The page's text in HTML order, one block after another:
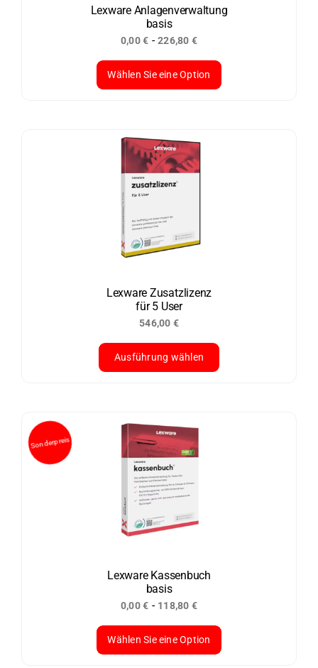
der
Produktseite
gewählt
werden
Lexware Anlagenverwaltung
basis
0,00€ -226,80 €
Wählen Sie eine Option
weist
mehrere
Varianten
Optionen
können
der
Produktseite
werden
Lexware Zusatzlizenz
für 5 User
546,00 €
Ausführung wählen
mehrere
Varianten
Optionen
können
der
Produktseite
gewählt
werden
Lexware Kassenbuch
basis
0,00€ - 118,80 €
Wählen Sie eine Option